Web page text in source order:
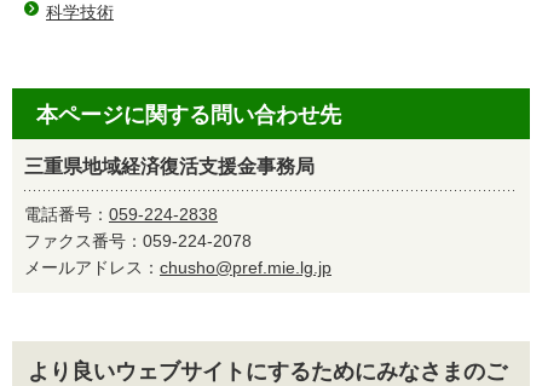
科学技術
本ページに関する問い合わせ先
三重県地域経済復活支援金事務局
電話番号： 059-224-2838
ファクス番号：059-224-2078
メールアドレス： chusho@pref.mie.lg.jp
より良いウェブサイトにするためにみなさまのご